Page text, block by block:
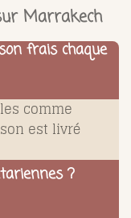
Marrakech
frais chaque
comme
est livré
?